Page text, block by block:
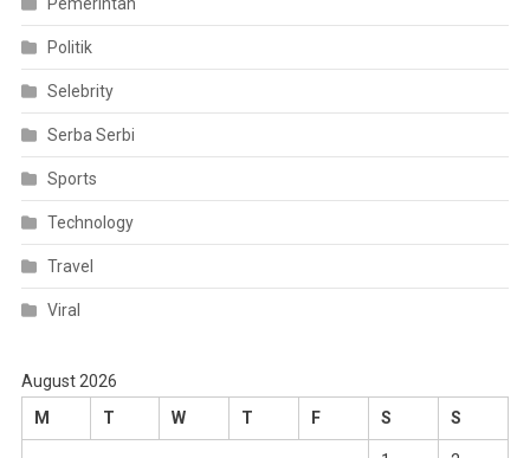
Politik
Selebrity
Serba Serbi
Sports
Technology
Travel
Viral
August 2026
M
T W T F S S